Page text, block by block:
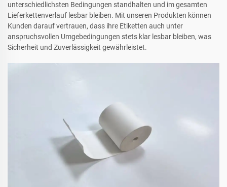
unterschiedlichsten Bedingungen standhalten und im gesamten
Lieferkettenverlauf lesbar bleiben. Mit unseren Produkten können
Kunden darauf vertrauen, dass ihre Etiketten auch unter
anspruchsvollen Umgebedingungen stets klar lesbar bleiben, was
Sicherheit und Zuverlässigkeit gewährleistet.